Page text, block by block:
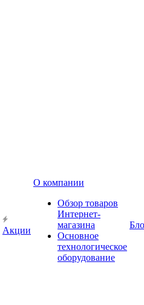
Акции
О компании
Обзор товаров
Интернет-
магазина
Основное
технологическое
оборудование